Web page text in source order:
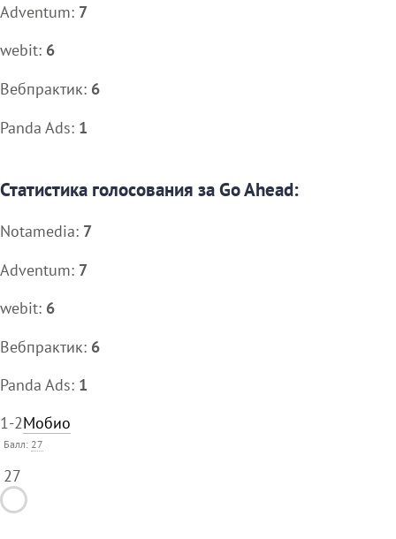
Adventum: 7
webit: 6
Вебпрактик: 6
Panda Ads: 1
Статистика голосования за Go Ahead:
Notamedia: 7
Adventum: 7
webit: 6
Вебпрактик: 6
Panda Ads: 1
1-2Мобио
Балл: 27
27